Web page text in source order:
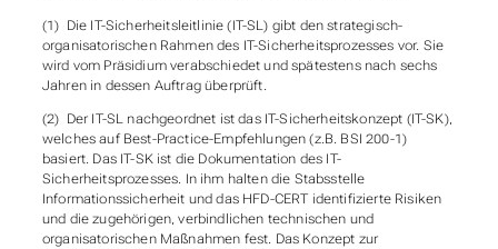
(1) Die IT-Sicherheitsleitlinie (IT-SL) gibt den strategisch-
organisatorischen Rahmen des IT-Sicherheitsprozesses vor. Sie
wird vom Präsidium verabschiedet und spätestens nach sechs
Jahren in dessen Auftrag überprüft.
(2) Der IT-SL nachgeordnet ist das IT-Sicherheitskonzept (IT-SK),
welches auf Best-Practice-Empfehlungen (z.B. BSI 200-1)
basiert. Das IT-SK ist die Dokumentation des IT-
Sicherheitsprozesses. In ihm halten die Stabsstelle
Informationssicherheit und das HFD-CERT identifizierte Risiken
und die zugehörigen, verbindlichen technischen und
organisatorischen Maßnahmen fest. Das Konzept zur